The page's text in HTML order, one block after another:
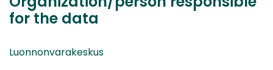
for the data
Luonnonvarakeskus